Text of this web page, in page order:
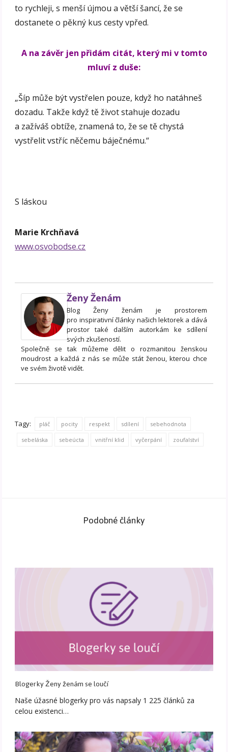
to rychleji, s menší újmou a větší šancí, že se
dostanete o pěkný kus cesty vpřed.
A na závěr jen přidám citát, který mi v tomto
mluví z duše:
„Šíp může být vystřelen pouze, když ho natáhneš
dozadu. Takže když tě život stahuje dozadu
a zažíváš obtíže, znamená to, že se tě chystá
vystřelit vstříc něčemu báječnému.“
S láskou
Marie Krchňavá
www.osvobodse.cz
Ženy Ženám
Blog Ženy ženám je prostorem
pro inspirativní články našich lektorek a dává
prostor také dalším autorkám ke sdílení
svých zkušeností.
Společně se tak můžeme dělit o rozmanitou ženskou
moudrost a každá z nás se může stát ženou, kterou chce
ve svém životě vidět.
Tagy: pláč pocity respekt sdílení sebehodnota
sebeláska sebeúcta vnitřní klid vyčerpání zoufalství
Podobné články
Blogerky Ženy ženám se loučí
Naše úžasné blogerky pro vás napsaly 1 225 článků za
celou existenci…